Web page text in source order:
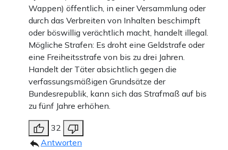
Wappen) öffentlich, in einer Versammlung oder
durch das Verbreiten von Inhalten beschimpft
oder böswillig verächtlich macht, handelt illegal.
Mögliche Strafen: Es droht eine Geldstrafe oder
eine Freiheitsstrafe von bis zu drei Jahren.
Handelt der Täter absichtlich gegen die
verfassungsmäßigen Grundsätze der
Bundesrepublik, kann sich das Strafmaß auf bis
zu fünf Jahre erhöhen.
32
Antworten